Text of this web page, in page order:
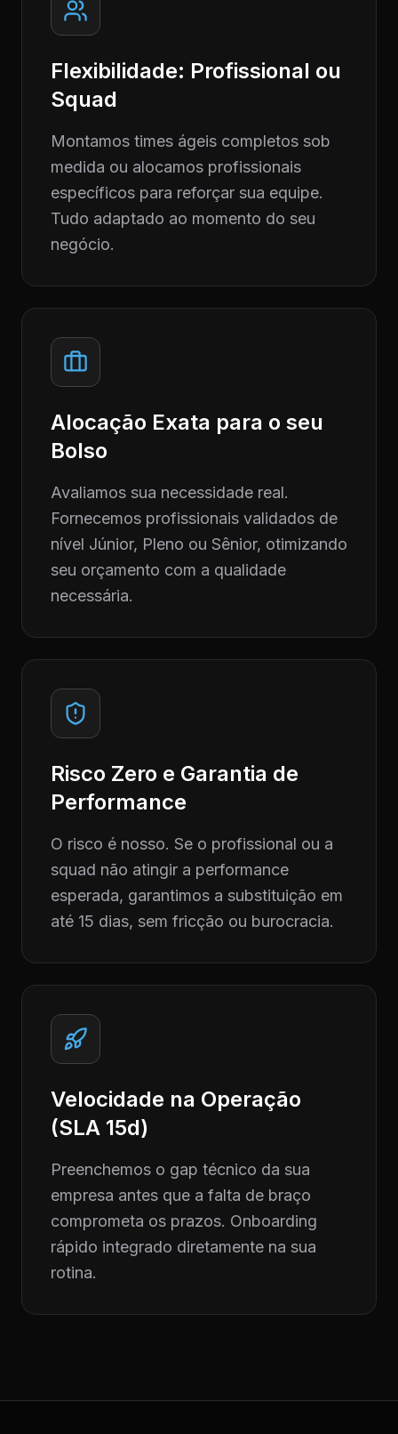
Flexibilidade: Profissional ou
Squad
Montamos times ágeis completos sob
medida ou alocamos profissionais
específicos para reforçar sua equipe.
Tudo adaptado ao momento do seu
negócio.
Alocação Exata para o seu
Bolso
Avaliamos sua necessidade real.
Fornecemos profissionais validados de
nível Júnior, Pleno ou Sênior, otimizando
seu orçamento com a qualidade
necessária.
Risco Zero e Garantia de
Performance
O risco é nosso. Se o profissional ou a
squad não atingir a performance
esperada, garantimos a substituição em
até 15 dias, sem fricção ou burocracia.
Velocidade na Operação
(SLA 15d)
Preenchemos o gap técnico da sua
empresa antes que a falta de braço
comprometa os prazos. Onboarding
rápido integrado diretamente na sua
rotina.